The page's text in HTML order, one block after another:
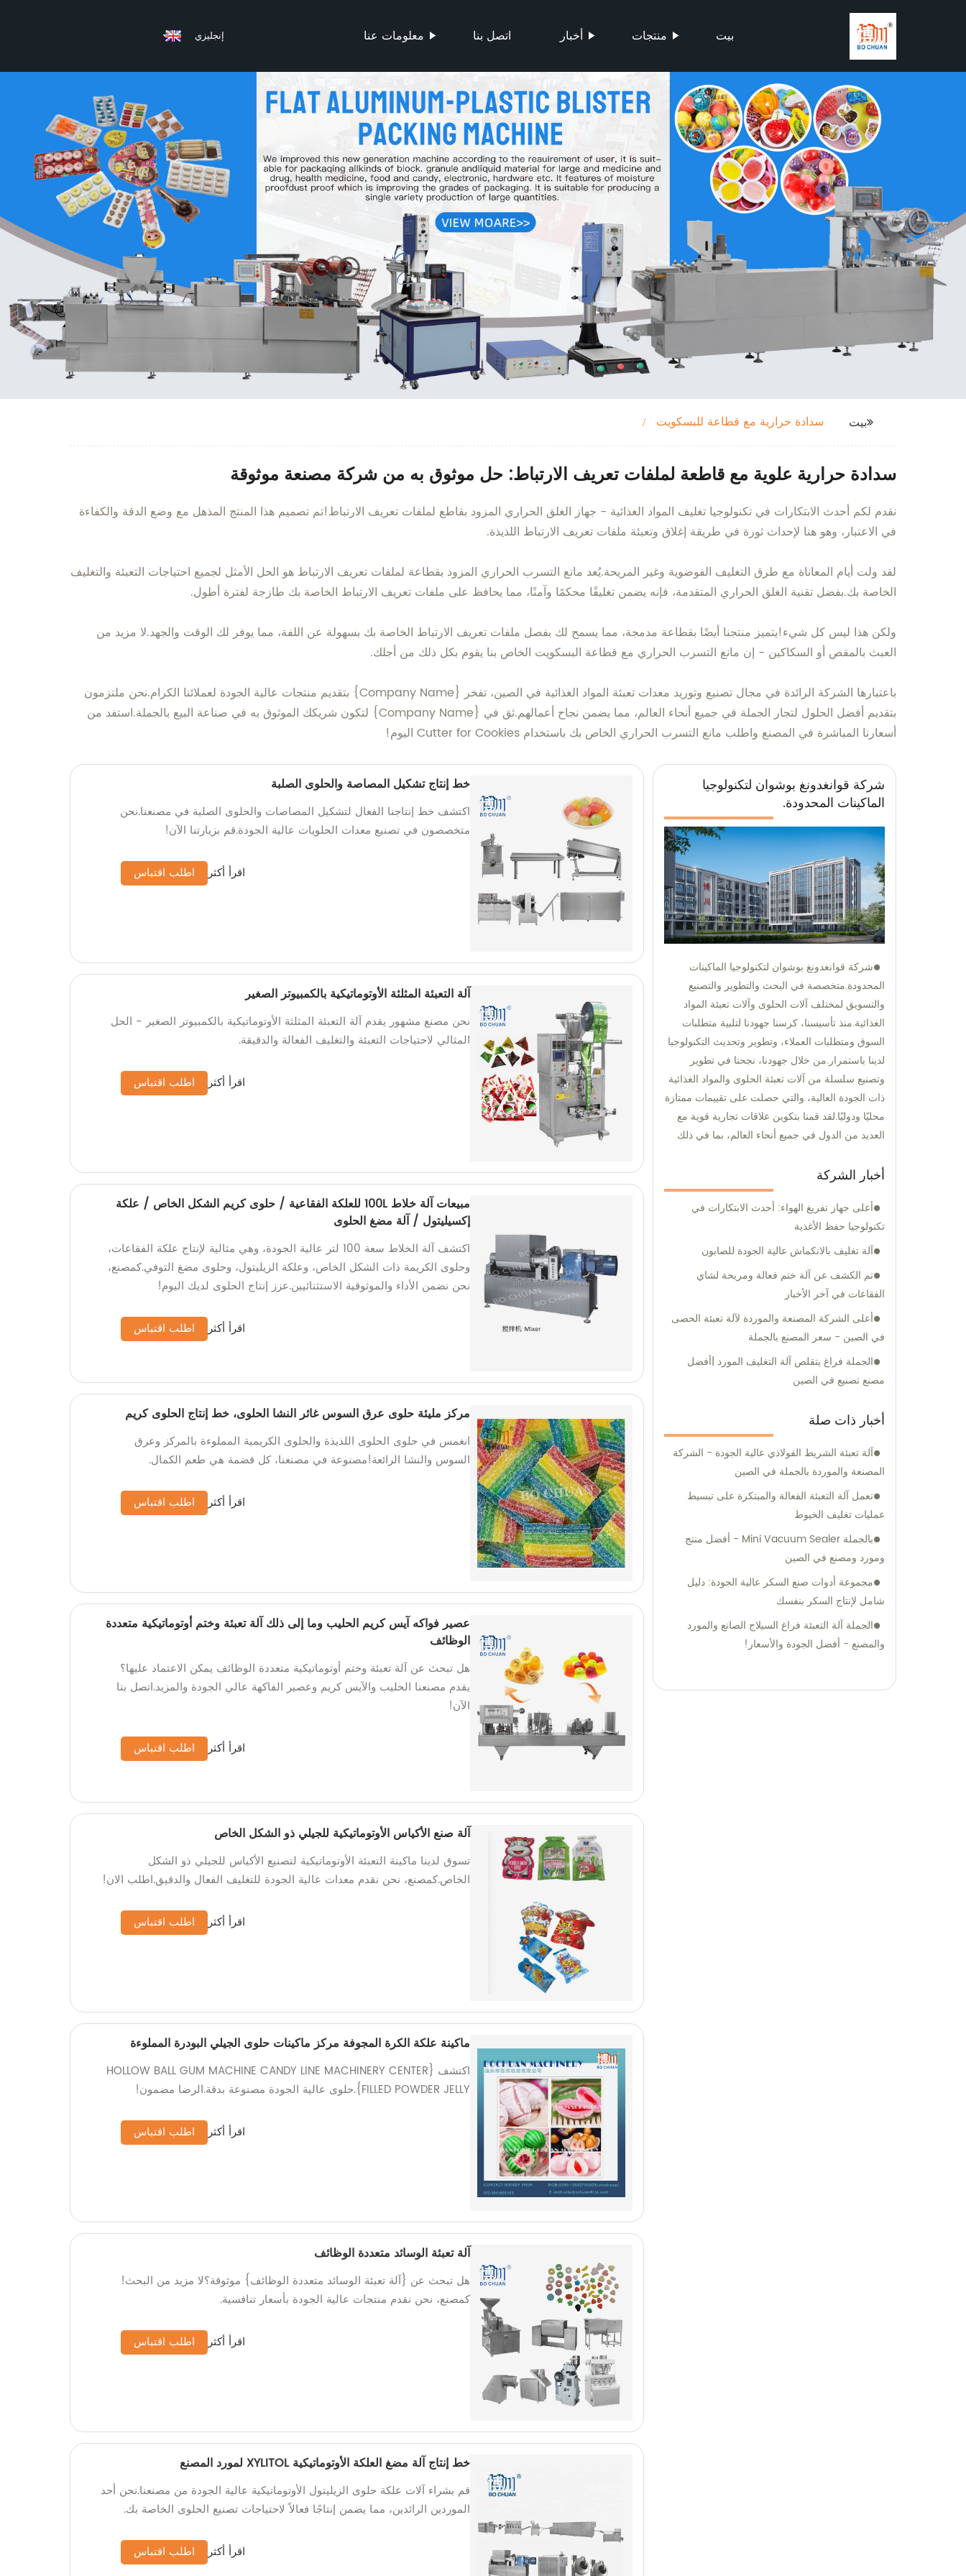
بيت منتجات أخبار اتصل بنا معلومات عنا إنجليزي
بيت سدادة حرارية مع قطاعة للبسكويت
سدادة حرارية علوية مع قاطعة لملفات تعريف الارتباط: حل موثوق به من شركة مصنعة موثوقة
نقدم لكم أحدث الابتكارات في تكنولوجيا تغليف المواد الغذائية - جهاز الغلق الحراري المزود بقاطع لملفات تعريف الارتباط!تم تصميم هذا المنتج المذهل مع وضع الدقة والكفاءة
في الاعتبار، وهو هنا لإحداث ثورة في طريقة إغلاق وتعبئة ملفات تعريف الارتباط اللذيذة.
لقد ولت أيام المعاناة مع طرق التغليف الفوضوية وغير المريحة.يُعد مانع التسرب الحراري المزود بقطاعة لملفات تعريف الارتباط هو الحل الأمثل لجميع احتياجات التعبئة والتغليف
الخاصة بك.بفضل تقنية الغلق الحراري المتقدمة، فإنه يضمن تغليفًا محكمًا وآمنًا، مما يحافظ على ملفات تعريف الارتباط الخاصة بك طازجة لفترة أطول.
ولكن هذا ليس كل شيء!يتميز منتجنا أيضًا بقطاعة مدمجة، مما يسمح لك بفصل ملفات تعريف الارتباط الخاصة بك بسهولة عن اللفة، مما يوفر لك الوقت والجهد.لا مزيد من
العبث بالمقص أو السكاكين - إن مانع التسرب الحراري مع قطاعة البسكويت الخاص بنا يقوم بكل ذلك من أجلك.
باعتبارها الشركة الرائدة في مجال تصنيع وتوريد معدات تعبئة المواد الغذائية في الصين، تفخر {Company Name} بتقديم منتجات عالية الجودة لعملائنا الكرام.نحن ملتزمون
بتقديم أفضل الحلول لتجار الجملة في جميع أنحاء العالم، مما يضمن نجاح أعمالهم.ثق في {Company Name} لتكون شريكك الموثوق به في صناعة البيع بالجملة.استفد من
أسعارنا المباشرة في المصنع واطلب مانع التسرب الحراري الخاص بك باستخدام Cutter for Cookies اليوم!
شركة قوانغدونغ بوشوان لتكنولوجيا
الماكينات المحدودة.
شركة قوانغدونغ بوشوان لتكنولوجيا الماكينات
المحدودة.متخصصة في البحث والتطوير والتصنيع
والتسويق لمختلف آلات الحلوى وآلات تعبئة المواد
الغذائية.منذ تأسيسنا، كرسنا جهودنا لتلبية متطلبات
السوق ومتطلبات العملاء، وتطوير وتحديث التكنولوجيا
لدينا باستمرار.من خلال جهودنا، نجحنا في تطوير
وتصنيع سلسلة من آلات تعبئة الحلوى والمواد الغذائية
ذات الجودة العالية، والتي حصلت على تقييمات ممتازة
محليًا ودوليًا.لقد قمنا بتكوين علاقات تجارية قوية مع
العديد من الدول في جميع أنحاء العالم، بما في ذلك
وباكستان وغيرها.هدفنا هو مساعدة عملائنا في تطوير
منتجات جديدة، وخفض تكاليف العمالة، وتحسين أتمتة
عمليات الإنتاج، وزيادة القدرة الإنتاجية، وتحقيق فوائد
اقتصادية في نهاية المطاف.نحن نقدم مجموعة واسعة
من آلات الحلوى الغذائية، بما في ذلك خطوط الإنتاج
للعلكة الفقاعية، والعلكة، والشوكولاتة، والحلوى
الناعمة، والحلوى الصلبة، والحلوى اللوحية.بالإضافة
إلى ذلك، نحن نقدم خيارات مختلفة لآلات التعبئة
والتغليف، مثل آلات التعبئة العمودية، آلات تعبئة
الوسائد، وآلات تعبئة الفقاعة المسطحة.نحن ملتزمون
بتقديم خدمات مبيعات واستشارات ممتازة لضمان
حصول عملائنا على أفضل الحلول المصممة خصيصًا
أخبار الشركة
أعلى جهاز تفريغ الهواء: أحدث الابتكارات في
تكنولوجيا حفظ الأغذية
آلة تغليف بالانكماش عالية الجودة للصابون
تم الكشف عن آلة ختم فعالة ومريحة لشاي
الفقاعات في آخر الأخبار
أعلى الشركة المصنعة والموردة لآلة تعبئة الحصى
في الصين - سعر المصنع بالجملة
الجملة فراغ يتقلص آلة التغليف المورد |أفضل
مصنع تصنيع في الصين
أخبار ذات صلة
آلة تعبئة الشريط الفولاذي عالية الجودة - الشركة
المصنعة والموردة بالجملة في الصين
تعمل آلة التعبئة الفعالة والمبتكرة على تبسيط
عمليات تغليف الخيوط
بالجملة Mini Vacuum Sealer - أفضل منتج
ومورد ومصنع في الصين
مجموعة أدوات صنع السكر عالية الجودة: دليل
شامل لإنتاج السكر بنفسك
الجملة آلة التعبئة فراغ السيلاج الصانع والمورد
والمصنع - أفضل الجودة والأسعار!
خط إنتاج تشكيل المصاصة والحلوى الصلبة
اكتشف خط إنتاجنا الفعال لتشكيل المصاصات والحلوى الصلبة في مصنعنا.نحن
متخصصون في تصنيع معدات الحلويات عالية الجودة.قم بزيارتنا الآن!
اقرأ أكثر اطلب اقتباس
آلة التعبئة المثلثة الأوتوماتيكية بالكمبيوتر الصغير
نحن مصنع مشهور يقدم آلة التعبئة المثلثة الأوتوماتيكية بالكمبيوتر الصغير - الحل
المثالي لاحتياجات التعبئة والتغليف الفعالة والدقيقة.
اقرأ أكثر اطلب اقتباس
مبيعات آلة خلاط 100L للعلكة الفقاعية / حلوى كريم الشكل الخاص / علكة
إكسيليتول / آلة مضغ الحلوى
اكتشف آلة الخلاط سعة 100 لتر عالية الجودة، وهي مثالية لإنتاج علكة الفقاعات،
وحلوى الكريمة ذات الشكل الخاص، وعلكة الزيليتول، وحلوى مضغ التوفي.كمصنع،
نحن نضمن الأداء والموثوقية الاستثنائيين.عزز إنتاج الحلوى لديك اليوم!
اقرأ أكثر اطلب اقتباس
مركز مليئة حلوى عرق السوس غائر النشا الحلوى، خط إنتاج الحلوى كريم
انغمس في حلوى الحلوى اللذيذة والحلوى الكريمية المملوءة بالمركز وعرق
السوس والنشا الرائعة!مصنوعة في مصنعنا، كل قضمة هي طعم الكمال.
اقرأ أكثر اطلب اقتباس
عصير فواكه آيس كريم الحليب وما إلى ذلك آلة تعبئة وختم أوتوماتيكية متعددة
الوظائف
هل تبحث عن آلة تعبئة وختم أوتوماتيكية متعددة الوظائف يمكن الاعتماد عليها؟
يقدم مصنعنا الحليب والآيس كريم وعصير الفاكهة عالي الجودة والمزيد.اتصل بنا
الآن!
اقرأ أكثر اطلب اقتباس
آلة صنع الأكياس الأوتوماتيكية للجيلي ذو الشكل الخاص
تسوق لدينا ماكينة التعبئة الأوتوماتيكية لتصنيع الأكياس للجيلي ذو الشكل
الخاص.كمصنع، نحن نقدم معدات عالية الجودة للتغليف الفعال والدقيق.اطلب الان!
اقرأ أكثر اطلب اقتباس
ماكينة علكة الكرة المجوفة مركز ماكينات حلوى الجيلي البودرة المملوءة
اكتشف {HOLLOW BALL GUM MACHINE CANDY LINE MACHINERY CENTER
FILLED POWDER JELLY}.حلوى عالية الجودة مصنوعة بدقة.الرضا مضمون!
اقرأ أكثر اطلب اقتباس
آلة تعبئة الوسائد متعددة الوظائف
هل تبحث عن {آلة تعبئة الوسائد متعددة الوظائف} موثوقة؟لا مزيد من البحث!
كمصنع، نحن نقدم منتجات عالية الجودة بأسعار تنافسية.
اقرأ أكثر اطلب اقتباس
خط إنتاج آلة مضغ العلكة الأوتوماتيكية XYLITOL لمورد المصنع
قم بشراء آلات علكة حلوى الزيليتول الأوتوماتيكية عالية الجودة من مصنعنا.نحن أحد
الموردين الرائدين، مما يضمن إنتاجًا فعالاً لاحتياجات تصنيع الحلوى الخاصة بك.
اقرأ أكثر اطلب اقتباس